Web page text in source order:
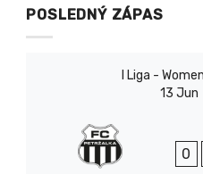
POSLEDNÝ ZÁPAS
I Liga -
13 Jun
0